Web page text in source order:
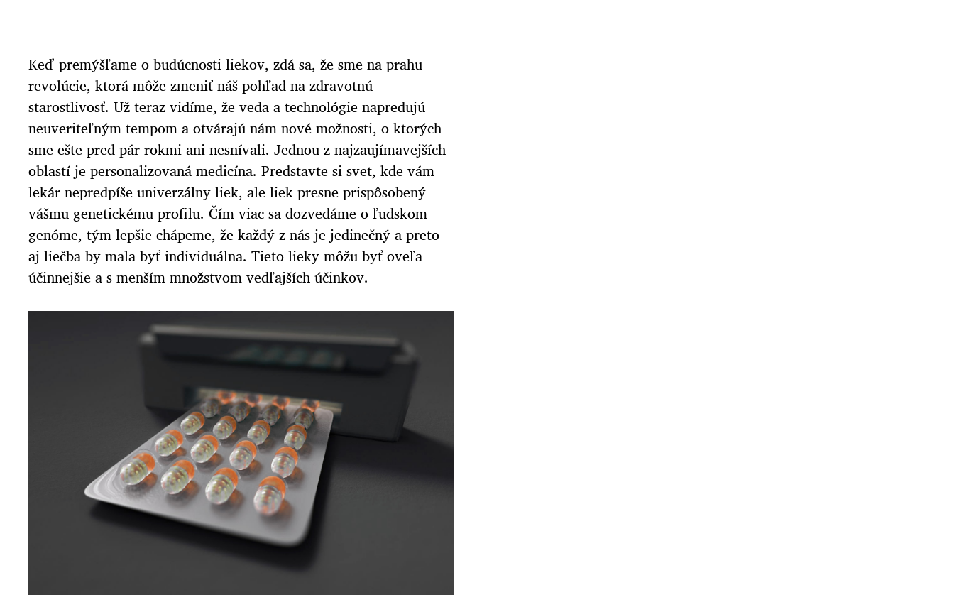
Keď premýšľame o budúcnosti liekov, zdá sa, že sme na prahu
revolúcie, ktorá môže zmeniť náš pohľad na zdravotnú
starostlivosť. Už teraz vidíme, že veda a technológie napredujú
neuveriteľným tempom a otvárajú nám nové možnosti, o ktorých
sme ešte pred pár rokmi ani nesnívali. Jednou z najzaujímavejších
oblastí je personalizovaná medicína. Predstavte si svet, kde vám
lekár nepredpíše univerzálny liek, ale liek presne prispôsobený
vášmu genetickému profilu. Čím viac sa dozvedáme o ľudskom
genóme, tým lepšie chápeme, že každý z nás je jedinečný a preto
aj liečba by mala byť individuálna. Tieto lieky môžu byť oveľa
účinnejšie a s menším množstvom vedľajších účinkov.